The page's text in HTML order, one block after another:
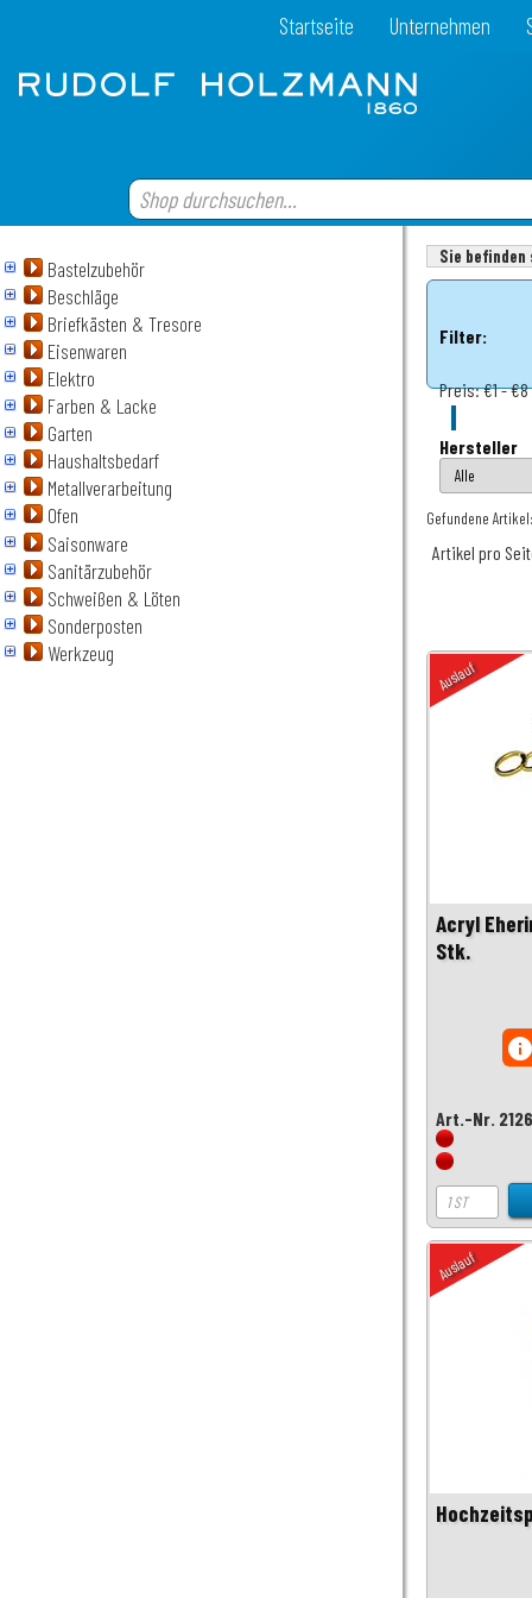
Startseite Unternehmen
Bastelzubehör
Beschläge
Briefkästen & Tresore
Eisenwaren
Elektro
Farben & Lacke
Garten
Haushaltsbedarf
Metallverarbeitung
Ofen
Saisonware
Sanitärzubehör
Schweißen & Löten
Sonderposten
Werkzeug
Sie
Filter:
Preis:€1 - €8
Hersteller
Gefundene
Artikel pro
Auslauf
Acryl
Stk.
Art.-Nr.
Auslauf